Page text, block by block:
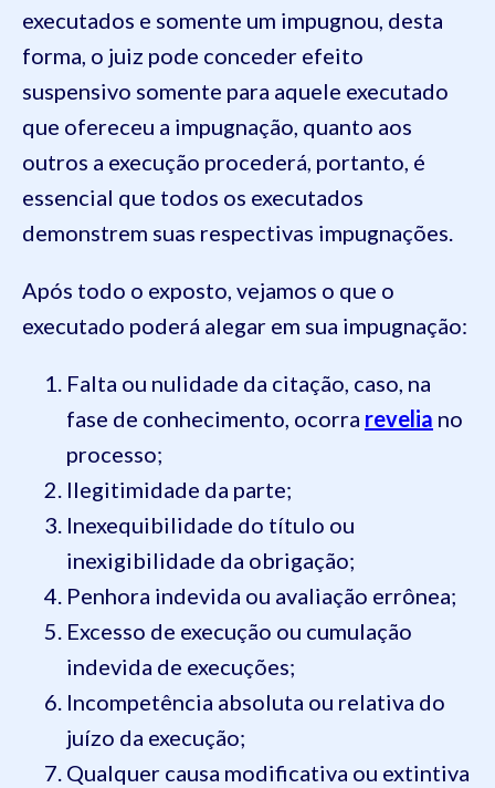
executados e somente um impugnou, desta
forma, o juiz pode conceder efeito
suspensivo somente para aquele executado
que ofereceu a impugnação, quanto aos
outros a execução procederá, portanto, é
essencial que todos os executados
demonstrem suas respectivas impugnações.
Após todo o exposto, vejamos o que o
executado poderá alegar em sua impugnação:
Falta ou nulidade da citação, caso, na
fase de conhecimento, ocorra revelia no
processo;
Ilegitimidade da parte;
Inexequibilidade do título ou
inexigibilidade da obrigação;
Penhora indevida ou avaliação errônea;
Excesso de execução ou cumulação
indevida de execuções;
Incompetência absoluta ou relativa do
juízo da execução;
Qualquer causa modificativa ou extintiva